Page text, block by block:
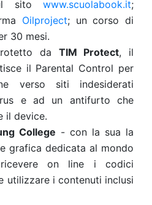
sito www.scuolabook.it;
Oilproject; un corso di
30 mesi.
da TIM Protect, il
il Parental Control per
verso siti indesiderati
e ad un antifurto che
il device.
College - con la sua la
grafica dedicata al mondo
on line i codici
utilizzare i contenuti inclusi